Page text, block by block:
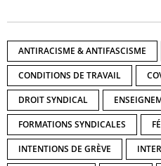
ANTIRACISME & ANTIFASCISME
CONDITIONS DE TRAVAIL
DROIT SYNDICAL
FORMATIONS SYNDICALES
INTENTIONS DE GRÈVE